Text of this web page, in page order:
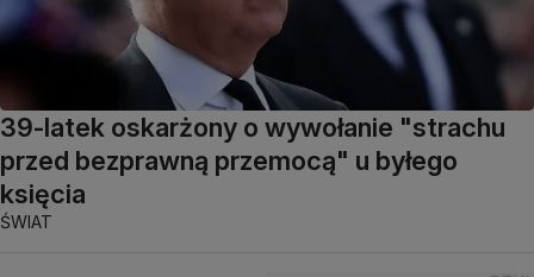
39-latek oskarżony o wywołanie "strachu
przed bezprawną przemocą" u byłego
księcia
ŚWIAT